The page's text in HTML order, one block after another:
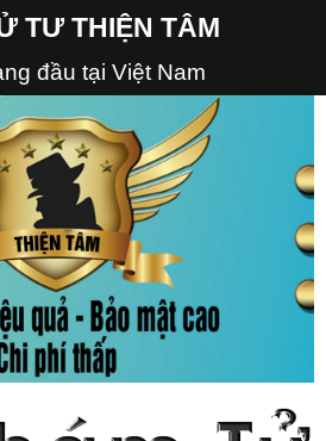
TƯ THIỆN TÂM
đầu tại Việt Nam